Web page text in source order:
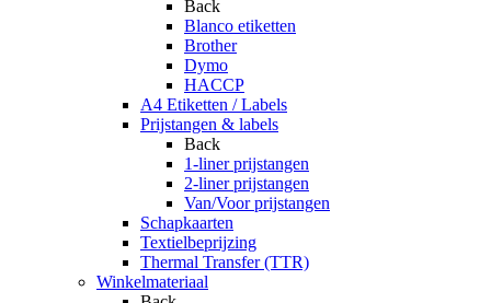
Back
Blanco etiketten
Brother
Dymo
HACCP
A4 Etiketten / Labels
Prijstangen & labels
Back
1-liner prijstangen
2-liner prijstangen
Van/Voor prijstangen
Schapkaarten
Textielbeprijzing
Thermal Transfer (TTR)
Winkelmateriaal